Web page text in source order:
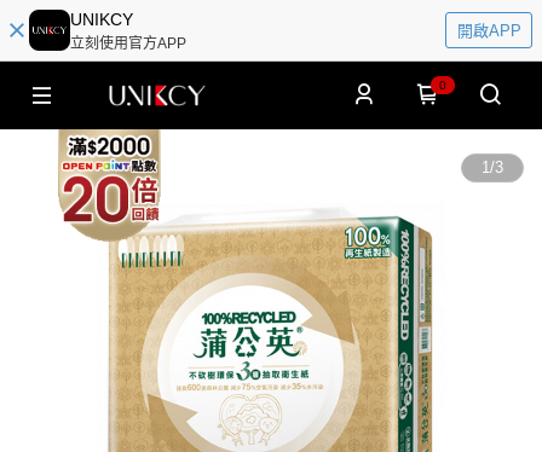
UNIKCY
立刻使用官方APP
開啟APP
0
1/3